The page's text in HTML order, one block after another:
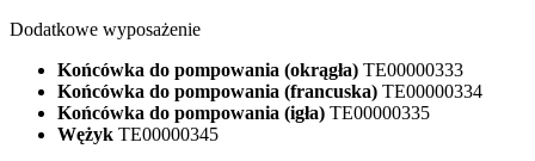
Dodatkowe wyposażenie
Końcówka do pompowania (okrągła) TE00000333
Końcówka do pompowania (francuska) TE00000334
Końcówka do pompowania (igła) TE00000335
Wężyk TE00000345